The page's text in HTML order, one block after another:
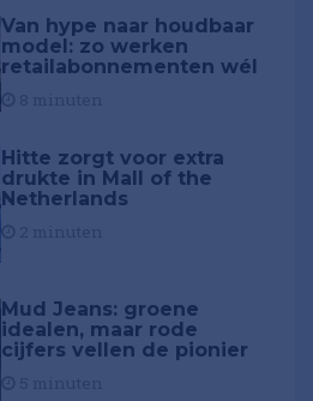
Van hype naar houdbaar
model: zo werken
retailabonnementen wél
Hitte zorgt voor extra
drukte in Mall of the
Netherlands
Mud Jeans: groene
idealen, maar rode
cijfers vellen de pionier